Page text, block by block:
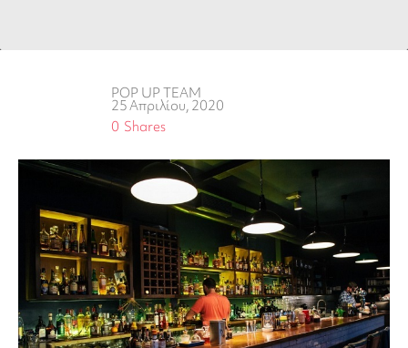
POP UP TEAM
25 Απριλίου, 2020
Shares
0